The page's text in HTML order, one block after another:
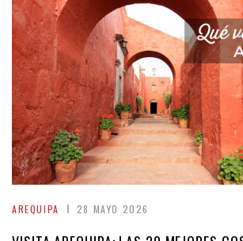
AREQUIPA 28 MAYO 2026